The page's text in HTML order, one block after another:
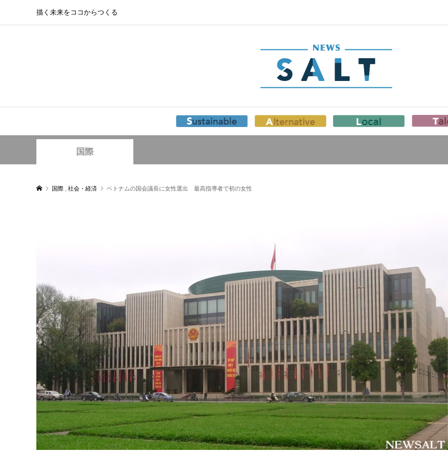
描く未来をココからつくる
国際
国際 , 社会・経済 ベトナムの国会議長に女性選出 最高指導者で初の女性